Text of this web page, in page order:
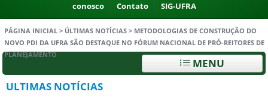
conosco
Contato SIG-UFRA
PÁGINA INICIAL > ÚLTIMAS NOTÍCIAS > METODOLOGIAS DE CONSTRUÇÃO DO
NOVO PDI DA UFRA SÃO DESTAQUE NO FÓRUM NACIONAL DE PRÓ-REITORES DE
PLANEJAMENTO
MENU
ULTIMAS NOTÍCIAS